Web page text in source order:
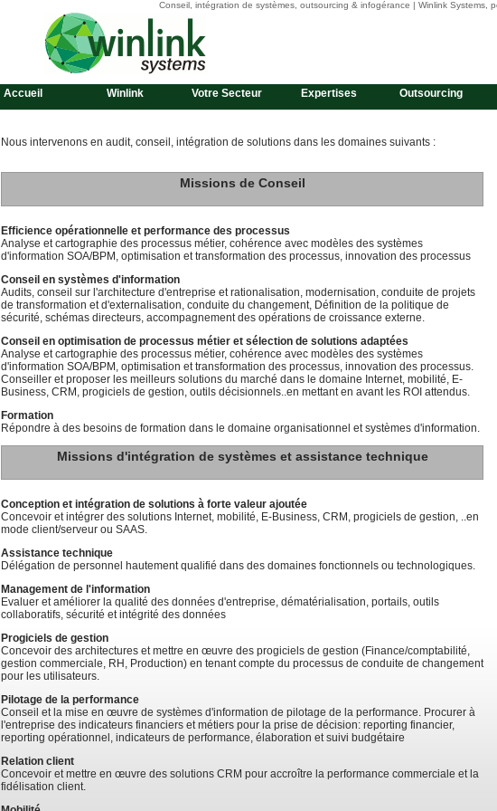
Conseil, intégration de systèmes, outsourcing & infogérance | Winlink Systems,
Accueil Winlink Votre Secteur Expertises Outsourcing
Nous intervenons en audit, conseil, intégration de solutions dans les domaines suivants :
Missions de Conseil
Efficience opérationnelle et performance des processus
Analyse et cartographie des processus métier, cohérence avec modèles des systèmes
d'information SOA/BPM, optimisation et transformation des processus, innovation des processus
Conseil en systèmes d'information
Audits, conseil sur l'architecture d'entreprise et rationalisation, modernisation, conduite de projets
de transformation et d'externalisation, conduite du changement, Définition de la politique de
sécurité, schémas directeurs, accompagnement des opérations de croissance externe.
Conseil en optimisation de processus métier et sélection de solutions adaptées
Analyse et cartographie des processus métier, cohérence avec modèles des systèmes
d'information SOA/BPM, optimisation et transformation des processus, innovation des processus.
Conseiller et proposer les meilleurs solutions du marché dans le domaine Internet, mobilité, E-
Business, CRM, progiciels de gestion, outils décisionnels..en mettant en avant les ROI attendus.
Formation
Répondre à des besoins de formation dans le domaine organisationnel et systèmes d'information.
Missions d'intégration de systèmes et assistance technique
Conception et intégration de solutions à forte valeur ajoutée
Concevoir et intégrer des solutions Internet, mobilité, E-Business, CRM, progiciels de gestion, ..en
mode client/serveur ou SAAS.
Assistance technique
Délégation de personnel hautement qualifié dans des domaines fonctionnels ou technologiques.
Management de l'information
Evaluer et améliorer la qualité des données d'entreprise, dématérialisation, portails, outils
collaboratifs, sécurité et intégrité des données
Progiciels de gestion
Concevoir des architectures et mettre en œuvre des progiciels de gestion (Finance/comptabilité,
gestion commerciale, RH, Production) en tenant compte du processus de conduite de changement
pour les utilisateurs.
Pilotage de la performance
Conseil et la mise en œuvre de systèmes d'information de pilotage de la performance. Procurer à
l'entreprise des indicateurs financiers et métiers pour la prise de décision: reporting financier,
reporting opérationnel, indicateurs de performance, élaboration et suivi budgétaire
Relation client
Concevoir et mettre en œuvre des solutions CRM pour accroître la performance commerciale et la
fidélisation client.